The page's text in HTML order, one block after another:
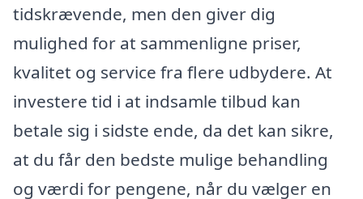
tidskrævende, men den giver dig
mulighed for at sammenligne priser,
kvalitet og service fra flere udbydere. At
investere tid i at indsamle tilbud kan
betale sig i sidste ende, da det kan sikre,
at du får den bedste mulige behandling
og værdi for pengene, når du vælger en